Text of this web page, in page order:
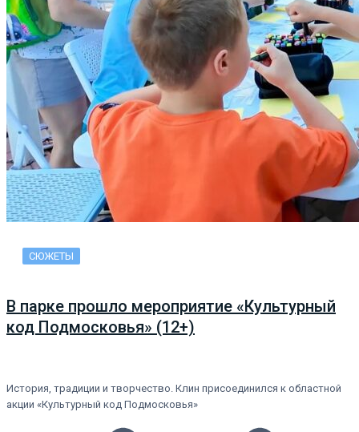
СЮЖЕТЫ
В парке прошло мероприятие «Культурный
код Подмосковья» (12+)
История, традиции и творчество. Клин присоединился к областной
акции «Культурный код Подмосковья»